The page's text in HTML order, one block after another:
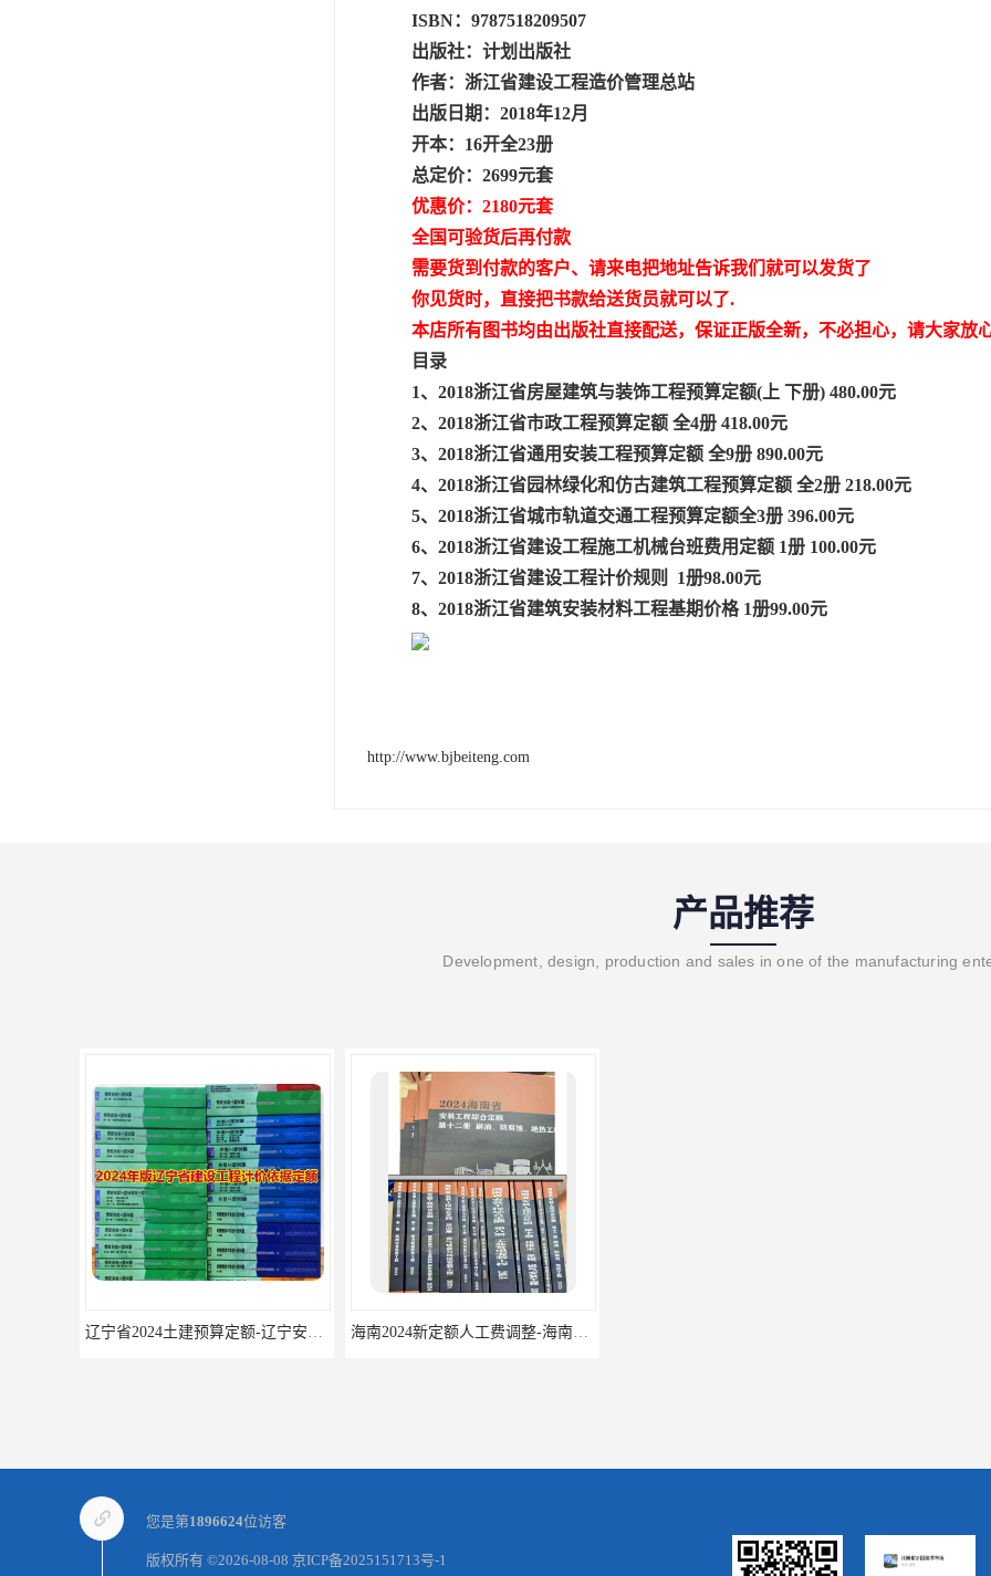
ISBN：9787518209507
出版社：计划出版社
作者：浙江省建设工程造价管理总站
出版日期：2018年12月
开本：16开全23册
总定价：2699元套
优惠价：2180元套
全国可验货后再付款
需要货到付款的客户、请来电把地址告诉我们就可以发货了
你见货时，直接把书款给送货员就可以了.
本店所有图书均由出版社直接配送，保证正版全新，不必担心，请大家放
目录
1、2018浙江省房屋建筑与装饰工程预算定额(上 下册) 480.00元
2、2018浙江省市政工程预算定额 全4册 418.00元
3、2018浙江省通用安装工程预算定额 全9册 890.00元
4、2018浙江省园林绿化和仿古建筑工程预算定额 全2册 218.00元
5、2018浙江省城市轨道交通工程预算定额全3册 396.00元
6、2018浙江省建设工程施工机械台班费用定额 1册 100.00元
7、2018浙江省建设工程计价规则 1册98.00元
8、2018浙江省建筑安装材料工程基期价格 1册99.00元
http://www.bjbeiteng.com
产品推荐
Development, design, production and sales in one of the manufacturing
辽宁省2024土建预算定额-辽宁安装预算定额-辽宁通风空调安装定额 海南2024新定额人工费调整-海南2024版安装定额-海南2024房屋建筑定额-海南定额
您是第1896624位访客
版权所有 ©2026-08-08 京ICP备2025151713号-1